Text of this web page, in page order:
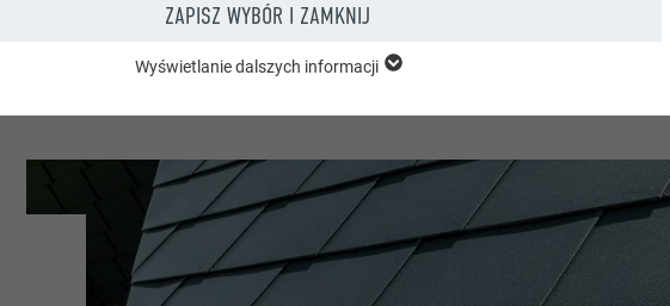
ZAPISZ WYBÓR I ZAMKNIJ
PHPSESSIDWyświetl informacje o plikach cookie
USŁUGI AMERYKAŃSKIE)
(w tym usługi amerykańskie) pomagają nam zrozumieć sposób korzystania z
są gromadzone w celu poprawienia korzystania z witryny przez użytkownika.
Wyświetlanie dalszych informacji